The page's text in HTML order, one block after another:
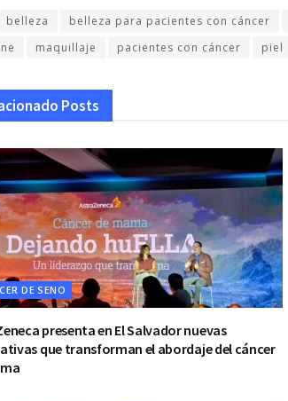
belleza belleza para pacientes con cáncer
maquillaje pacientes con cáncer piel
Posts
DE SENO
presenta en El Salvador nuevas
que transforman el abordaje del cáncer